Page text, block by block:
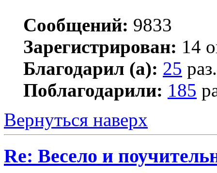
Сообщений: 9833
Зарегистрирован: 14
Благодарил (а): 25 раз.
Поблагодарили: 185
Вернуться наверх
Re: Весело и